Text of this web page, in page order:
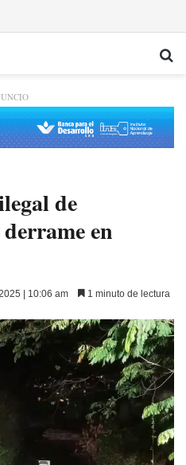
de
en
| 10:06 am 1 minuto de lectura